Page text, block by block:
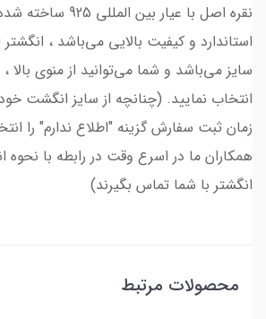
نقره اصل با عیار
استاندارد و کیفیت بالایی می‌باشد ،
سایز می‌باشد و شما می‌توانید از منوی بالا
انتخاب نمایید. (چنانچه از سایز انگشت
زمان ثبت سفارش گزینه "اطلاع ندارم" را
همکاران ما در اسرع وقت در رابطه با نحوه
انگشتر با شما تماس بگیرند)
محصولات مرتبط